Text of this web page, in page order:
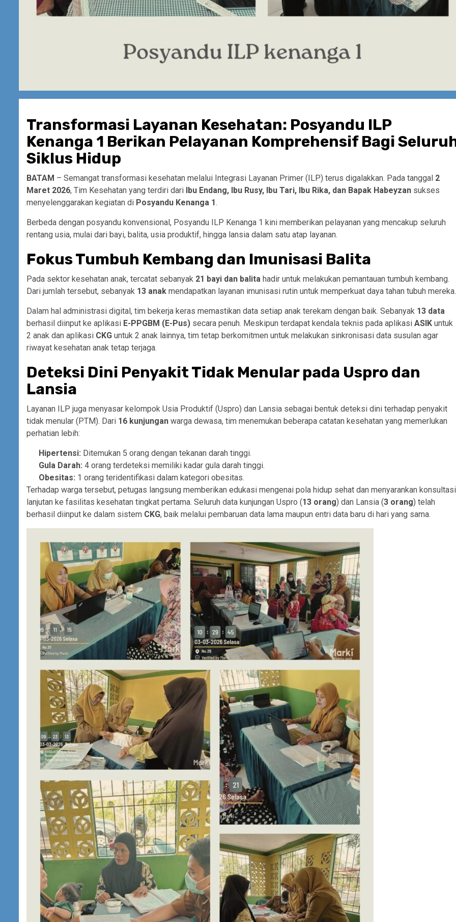
Transformasi Layanan Kesehatan: Posyandu ILP
Kenanga 1 Berikan Pelayanan Komprehensif Bagi
Siklus Hidup
BATAM – Semangat transformasi kesehatan melalui Integrasi Layanan Primer (ILP) terus digalakkan. Pada tanggal 2
Maret 2026, Tim Kesehatan yang terdiri dari Ibu Endang, Ibu Rusy, Ibu Tari, Ibu Rika, dan Bapak Habeyzan sukses
menyelenggarakan kegiatan di Posyandu Kenanga 1.
Berbeda dengan posyandu konvensional, Posyandu ILP Kenanga 1 kini memberikan pelayanan yang mencakup seluruh
rentang usia, mulai dari bayi, balita, usia produktif, hingga lansia dalam satu atap layanan.
Fokus Tumbuh Kembang dan Imunisasi Balita
Pada sektor kesehatan anak, tercatat sebanyak 21 bayi dan balita hadir untuk melakukan pemantauan tumbuh kembang.
Dari jumlah tersebut, sebanyak 13 anak mendapatkan layanan imunisasi rutin untuk memperkuat daya tahan tubuh mereka.
Dalam hal administrasi digital, tim bekerja keras memastikan data setiap anak terekam dengan baik. Sebanyak 13 data
berhasil diinput ke aplikasi E-PPGBM (E-Pus) secara penuh. Meskipun terdapat kendala teknis pada aplikasi ASIK untuk
2 anak dan aplikasi CKG untuk 2 anak lainnya, tim tetap berkomitmen untuk melakukan sinkronisasi data susulan agar
riwayat kesehatan anak tetap terjaga.
Deteksi Dini Penyakit Tidak Menular pada Uspro dan
Lansia
Layanan ILP juga menyasar kelompok Usia Produktif (Uspro) dan Lansia sebagai bentuk deteksi dini terhadap penyakit
tidak menular (PTM). Dari 16 kunjungan warga dewasa, tim menemukan beberapa catatan kesehatan yang memerlukan
perhatian lebih:
Hipertensi: Ditemukan 5 orang dengan tekanan darah tinggi.
Gula Darah: 4 orang terdeteksi memiliki kadar gula darah tinggi.
Obesitas: 1 orang teridentifikasi dalam kategori obesitas.
Terhadap warga tersebut, petugas langsung memberikan edukasi mengenai pola hidup sehat dan menyarankan konsultasi
lanjutan ke fasilitas kesehatan tingkat pertama. Seluruh data kunjungan Uspro (13 orang) dan Lansia (3 orang) telah
berhasil diinput ke dalam sistem CKG, baik melalui pembaruan data lama maupun entri data baru di hari yang sama.